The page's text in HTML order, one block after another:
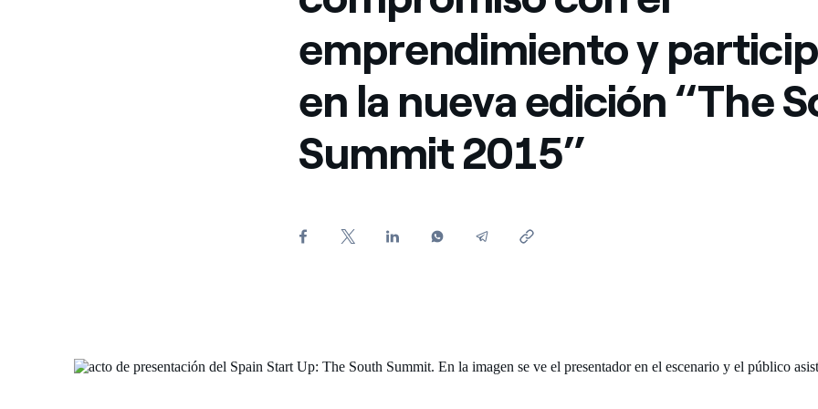
Ofertas para autónomos y Pymes
¿Gestionas varias comunidades de propietarios?
emprendimiento y
en la nueva edición “The
Summit 2015”